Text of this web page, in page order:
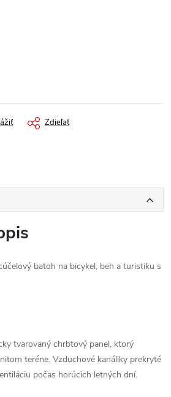
Zdieľať
batoh na bicykel, beh a turistiku s
tvarovaný chrbtový panel, ktorý
teréne. Vzduchové kanáliky prekryté
počas horúcich letných dní.